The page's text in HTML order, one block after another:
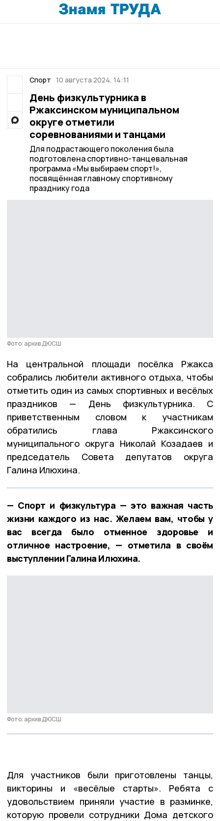
Спорт 10 августа 2024, 14:11
День физкультурника в
Ржаксинском муниципальном
округе отметили
соревнованиями и танцами
Для подрастающего поколения была
подготовлена спортивно-танцевальная
программа «Мы выбираем спорт!»,
посвящённая главному спортивному
празднику года
Фото: архив ДЮСШ
На центральной площади посёлка Ржакса
собрались любители активного отдыха, чтобы
отметить один из самых спортивных и весёлых
праздников — День физкультурника. С
приветственным словом к участникам
обратились глава Ржаксинского
муниципального округа Николай Козадаев и
председатель Совета депутатов округа
Галина Илюхина.
— Спорт и физкультура — это важная часть
жизни каждого из нас. Желаем вам, чтобы у
вас всегда было отменное здоровье и
отличное настроение, — отметила в своём
выступлении Галина Илюхина.
Фото: архив ДЮСШ
Для участников были приготовлены танцы,
викторины и «весёлые старты». Ребята с
удовольствием приняли участие в разминке,
которую провели сотрудники Дома детского